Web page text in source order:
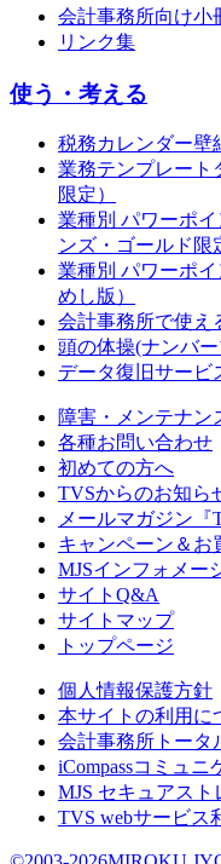
会計事務所向け小
リンク集
使う・考える
税務カレンダー壁
業務テンプレート
限定）
業種別 パワーポ
ンズ・ゴールド限
業種別 パワーポ
めし版）
会計事務所で使え
頭の体操(ナンバ
データ復旧サービ
障害・メンテナン
各種お問い合わせ
初めての方へ
TVSからのお知ら
メールマガジン『
キャンペーン＆お
MJSインフォメー
サイトQ&A
サイトマップ
トップページ
個人情報保護方針
本サイトの利用に
会計事務所トータ
iCompassコミュニ
MJS セキュアス
TVS webサービス